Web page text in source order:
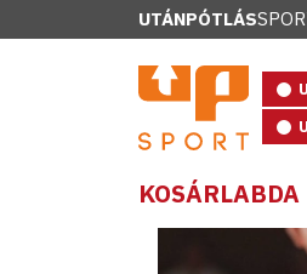
UTÁNPÓTLÁS
KOSÁRLABDA